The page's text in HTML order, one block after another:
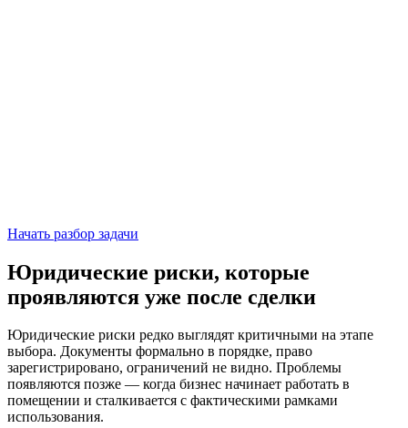
Начать разбор задачи
Юридические риски, которые
проявляются уже после сделки
Юридические риски редко выглядят критичными на этапе
выбора. Документы формально в порядке, право
зарегистрировано, ограничений не видно. Проблемы
появляются позже — когда бизнес начинает работать в
помещении и сталкивается с фактическими рамками
использования.